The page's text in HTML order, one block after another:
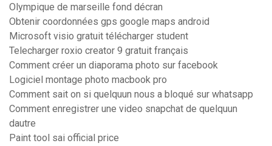
Olympique de marseille fond décran
Obtenir coordonnées gps google maps android
Microsoft visio gratuit télécharger student
Telecharger roxio creator 9 gratuit français
Comment créer un diaporama photo sur facebook
Logiciel montage photo macbook pro
Comment sait on si quelquun nous a bloqué sur whatsapp
Comment enregistrer une video snapchat de quelquun
dautre
Paint tool sai official price